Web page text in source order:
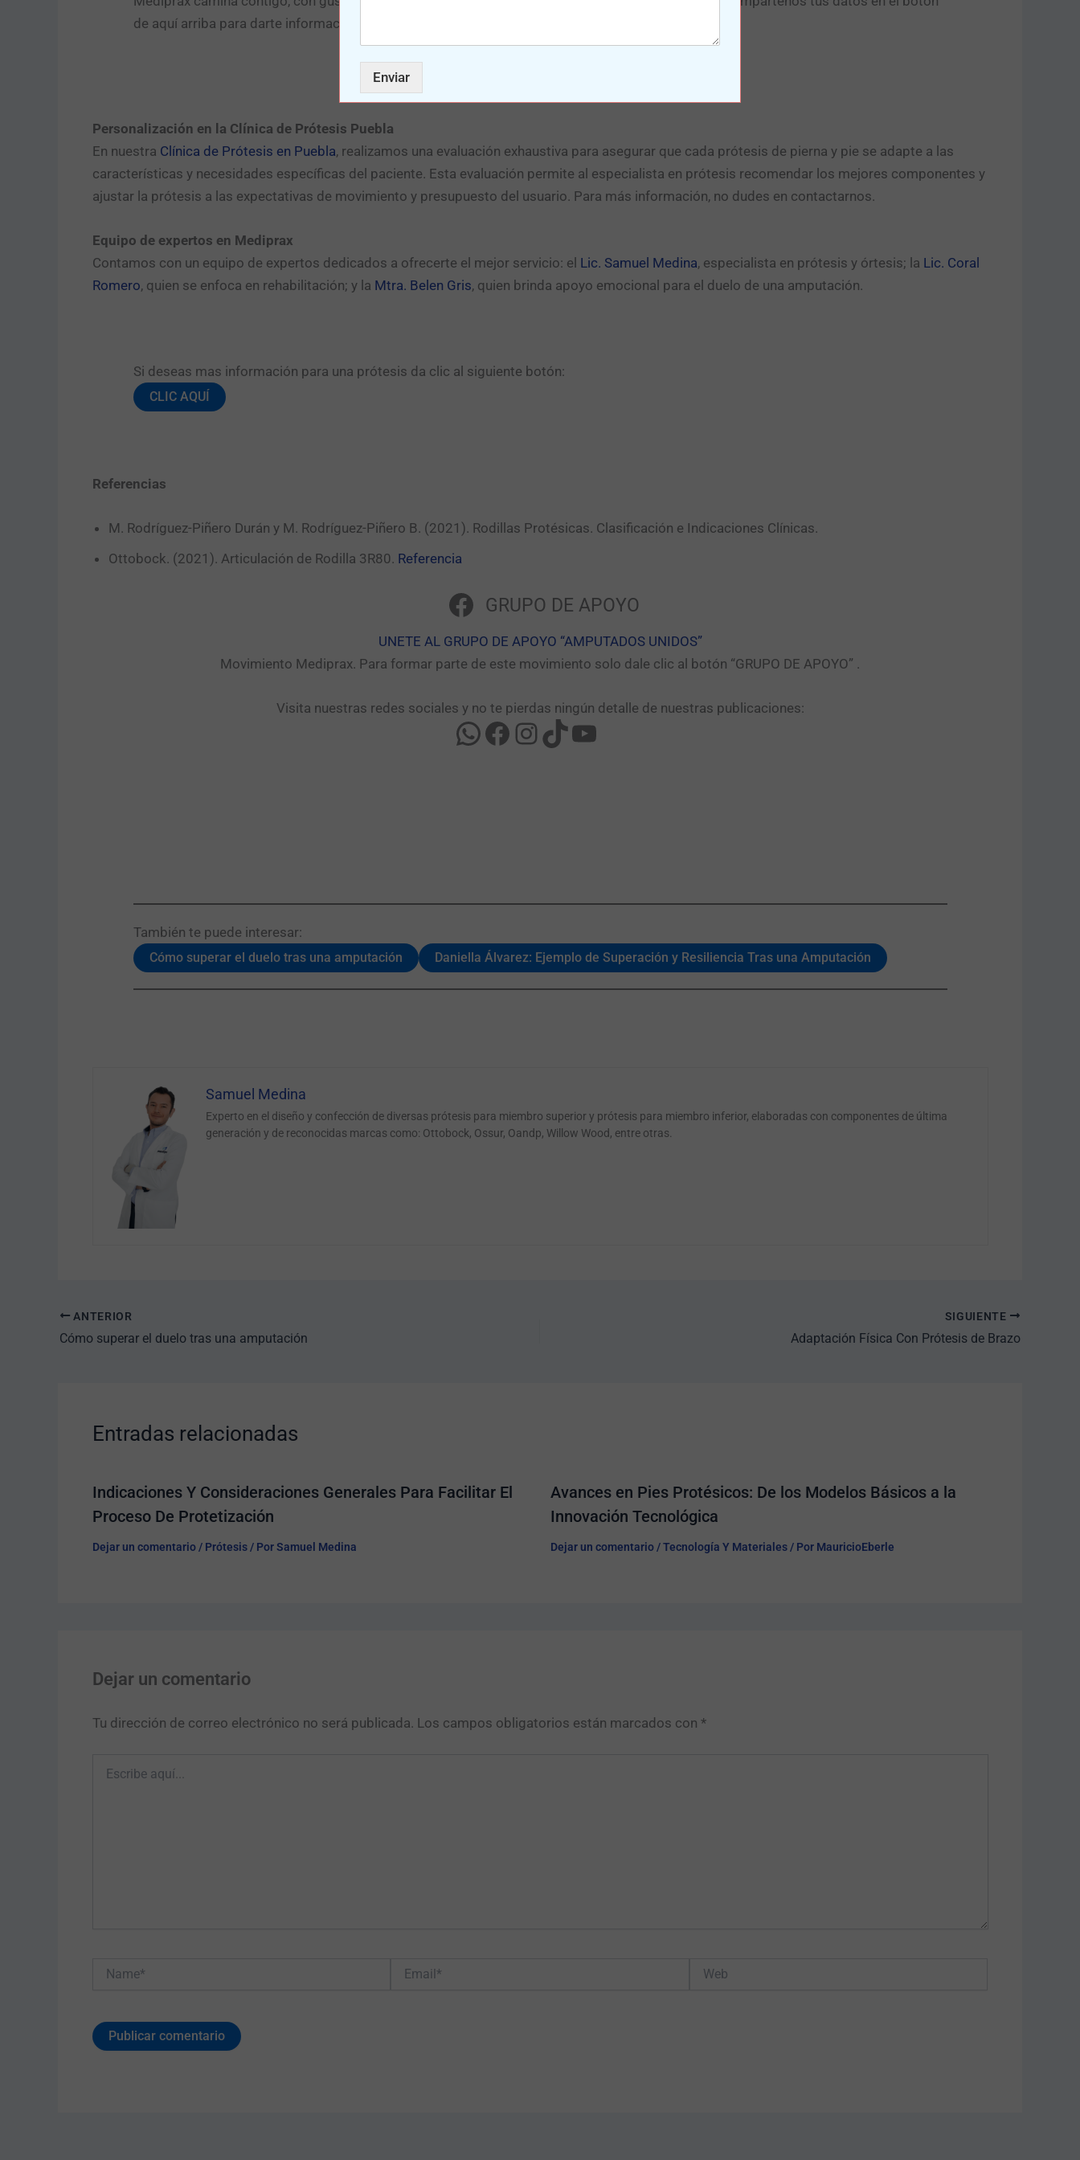
de aquí arriba para darte información 100% personalizada.
Personalización en la Clínica de Prótesis Puebla
En nuestra Clínica de Prótesis en Puebla, realizamos una evaluación exhaustiva para asegurar que cada prótesis de pierna y pie se adapte a las
características y necesidades específicas del paciente. Esta evaluación permite al especialista en prótesis recomendar los mejores componentes y
ajustar la prótesis a las expectativas de movimiento y presupuesto del usuario. Para más información, no dudes en contactarnos.
Equipo de expertos en Mediprax
Contamos con un equipo de expertos dedicados a ofrecerte el mejor servicio: el Lic. Samuel Medina, especialista en prótesis y órtesis; la Lic. Coral
Romero, quien se enfoca en rehabilitación; y la Mtra. Belen Gris, quien brinda apoyo emocional para el duelo de una amputación.
Si deseas mas información para una prótesis da clic al siguiente botón:​
CLIC AQUÍ
Referencias
M. Rodríguez-Piñero Durán y M. Rodríguez-Piñero B. (2021). Rodillas Protésicas. Clasificación e Indicaciones Clínicas.
Ottobock. (2021). Articulación de Rodilla 3R80. Referencia
GRUPO DE APOYO
UNETE AL GRUPO DE APOYO “AMPUTADOS UNIDOS”​
Movimiento Mediprax. Para formar parte de este movimiento solo dale clic al botón “GRUPO DE APOYO” .​
Visita nuestras redes sociales y no te pierdas ningún detalle de nuestras publicaciones:
También te puede interesar:​
Cómo superar el duelo tras una amputación Daniella Álvarez: Ejemplo de Superación y Resiliencia Tras una Amputación
Samuel Medina
Experto en el diseño y confección de diversas prótesis para miembro superior y prótesis para miembro inferior, elaboradas con componentes de última
generación y de reconocidas marcas como: Ottobock, Ossur, Oandp, Willow Wood, entre otras.
ANTERIOR
Cómo superar el duelo tras una amputación
SIGUIENTE
Adaptación Física Con Prótesis de Brazo
Entradas relacionadas
Indicaciones Y Consideraciones Generales Para Facilitar El
Proceso De Protetización
Dejar un comentario / Prótesis/ PorSamuel Medina
Avances en Pies Protésicos: De los Modelos Básicos a la
Innovación Tecnológica
Dejar un comentario /Tecnología Y Materiales/ Por MauricioEberle
Dejar un comentario
Tu dirección de correo electrónico no será publicada. Los campos obligatorios están marcados con *
aquí...
Enviar